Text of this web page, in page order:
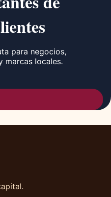
para negocios,
marcas locales.